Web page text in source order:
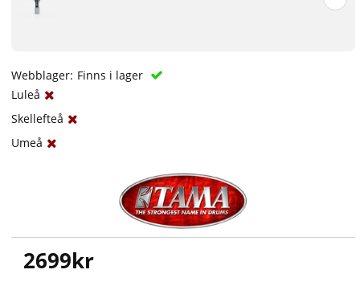
Webblager: Finns i lager
Luleå
Skellefteå
Umeå
2699kr